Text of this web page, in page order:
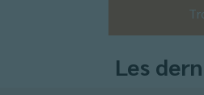
Les